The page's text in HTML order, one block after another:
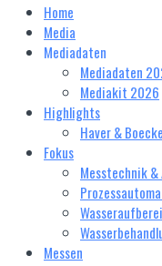
Home
Media
Mediadaten
Mediadaten
Mediakit 2026
Highlights
Haver &
Fokus
Messtechnik
Messen